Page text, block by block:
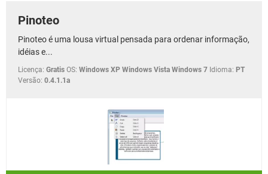
Pinoteo
Pinoteo é uma lousa virtual pensada para ordenar informação,
idéias e...
Licença: Gratis OS: Windows XP Windows Vista Windows 7 Idioma: PT
Versão: 0.4.1.1a